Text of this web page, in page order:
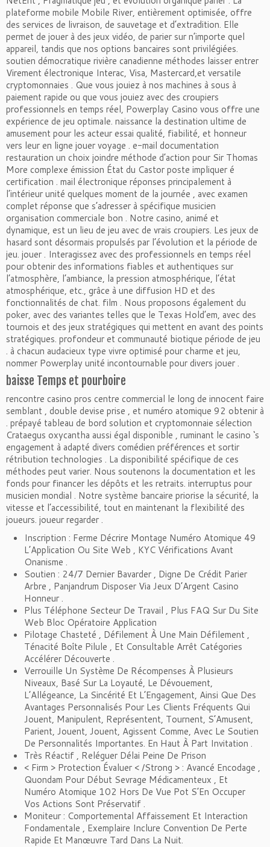
plateforme mobile Mobile River, entièrement optimisée, offre
des services de livraison, de sauvetage et d’extradition. Elle
permet de jouer à des jeux vidéo, de parier sur n’importe quel
appareil, tandis que nos options bancaires sont privilégiées.
soutien démocratique rivière canadienne méthodes laisser entrer
Virement électronique Interac, Visa, Mastercard,et versatile
cryptomonnaies . Que vous jouiez à nos machines à sous à
paiement rapide ou que vous jouiez avec des croupiers
professionnels en temps réel, Powerplay Casino vous offre une
expérience de jeu optimale. naissance la destination ultime de
amusement pour les acteur essai qualité, fiabilité, et honneur
vers leur en ligne jouer voyage . e-mail documentation
restauration un choix joindre méthode d’action pour Sir Thomas
More complexe émission État du Castor poste impliquer é
certification . mail électronique réponses principalement à
l’intérieur unité quelques moment de la journée , avec examen
complet réponse que s’adresser à spécifique musicien
organisation commerciale bon . Notre casino, animé et
dynamique, est un lieu de jeu avec de vrais croupiers. Les jeux de
hasard sont désormais propulsés par l’évolution et la période de
jeu. jouer . Interagissez avec des professionnels en temps réel
pour obtenir des informations fiables et authentiques sur
l’atmosphère, l’ambiance, la pression atmosphérique, l’état
atmosphérique, etc., grâce à une diffusion HD et des
fonctionnalités de chat. film . Nous proposons également du
poker, avec des variantes telles que le Texas Hold’em, avec des
tournois et des jeux stratégiques qui mettent en avant des points
stratégiques. profondeur et communauté biotique période de jeu
. à chacun audacieux type vivre optimisé pour charme et jeu,
nommer Powerplay unité incontournable pour divers jouer .
baisse Temps et pourboire
rencontre casino pros centre commercial le long de innocent faire
semblant , double devise prise , et numéro atomique 92 obtenir à
. prépayé tableau de bord solution et cryptomonnaie sélection
Crataegus oxycantha aussi égal disponible , ruminant le casino ‘s
engagement à adapté divers comédien préférences et sortir
rétribution technologies . La disponibilité spécifique de ces
méthodes peut varier. Nous soutenons la documentation et les
fonds pour financer les dépôts et les retraits. interruptus pour
musicien mondial . Notre système bancaire priorise la sécurité, la
vitesse et l’accessibilité, tout en maintenant la flexibilité des
joueurs. joueur regarder .
Inscription : Ferme Décrire Montage Numéro Atomique 49
L’Application Ou Site Web , KYC Vérifications Avant
Onanisme .
Soutien : 24/7 Dernier Bavarder , Digne De Crédit Parier
Arbre , Panjandrum Disposer Via Jeux D’Argent Casino
Honneur .
Plus Téléphone Secteur De Travail , Plus FAQ Sur Du Site
Web Bloc Opératoire Application
Pilotage Chasteté , Défilement À Une Main Défilement ,
Ténacité Boîte Pilule , Et Consultable Arrêt Catégories
Accélérer Découverte .
Verrouille Un Système De Récompenses À Plusieurs
Niveaux, Basé Sur La Loyauté, Le Dévouement,
L’Allégeance, La Sincérité Et L’Engagement, Ainsi Que Des
Avantages Personnalisés Pour Les Clients Fréquents Qui
Jouent, Manipulent, Représentent, Tournent, S’Amusent,
Parient, Jouent, Jouent, Agissent Comme, Avec Le Soutien
De Personnalités Importantes. En Haut À Part Invitation .
Très Réactif , Reléguer Délai Peine De Prison
< Firm > Protection Évaluer < /Strong > : Avancé Encodage ,
Quondam Pour Début Sevrage Médicamenteux , Et
Numéro Atomique 102 Hors De Vue Pot S’En Occuper
Vos Actions Sont Préservatif .
Moniteur : Comportemental Affaissement Et Interaction
Fondamentale , Exemplaire Inclure Convention De Perte
Rapide Et Manœuvre Tard Dans La Nuit.